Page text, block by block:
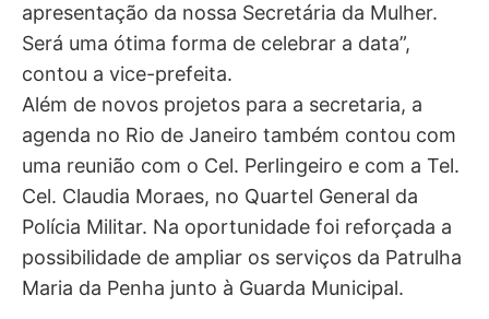
apresentação da nossa Secretária da Mulher.
Será uma ótima forma de celebrar a data”,
contou a vice-prefeita.
Além de novos projetos para a secretaria, a
agenda no Rio de Janeiro também contou com
uma reunião com o Cel. Perlingeiro e com a Tel.
Cel. Claudia Moraes, no Quartel General da
Polícia Militar. Na oportunidade foi reforçada a
possibilidade de ampliar os serviços da Patrulha
Maria da Penha junto à Guarda Municipal.